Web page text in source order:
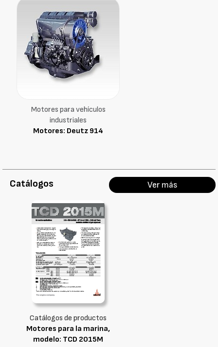
Motores para vehículos
industriales
Motores: Deutz 914
Catálogos Ver más
Catálogos de productos
Motores para la marina,
modelo: TCD 2015M